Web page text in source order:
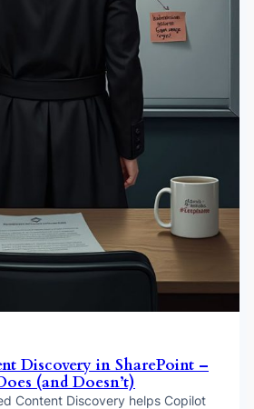
Discovery in SharePoint –
(and Doesn’t)
Content Discovery helps Copilot